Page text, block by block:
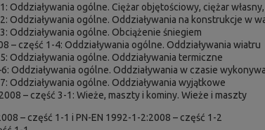
Oddziaływania ogólne. Ciężar objętościowy, ciężar
Oddziaływania ogólne. Oddziaływania na konstrukcje w
Oddziaływania ogólne. Obciążenie śniegiem
– część 1-4: Oddziaływania ogólne. Oddziaływania wiatru
Oddziaływania ogólne. Oddziaływania termiczne
Oddziaływania ogólne. Oddziaływania w czasie
Oddziaływania ogólne. Oddziaływania wyjątkowe
– część 3-1: Wieże, maszty i kominy. Wieże i maszty
– część 1-1 i PN-EN 1992-1-2:2008 – część 1-2